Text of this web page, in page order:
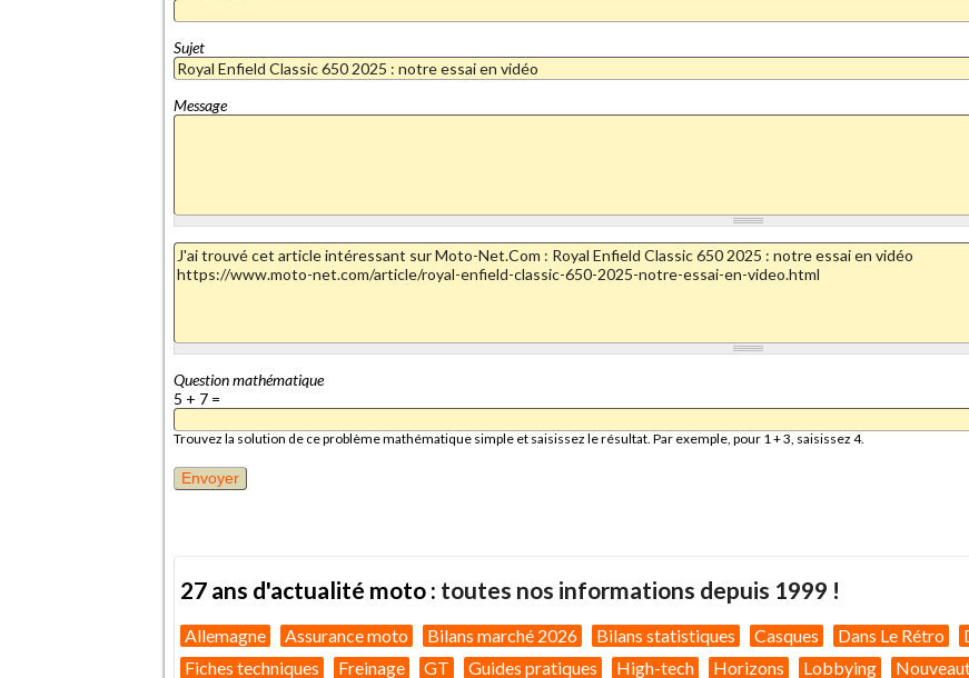
Sujet
Message
Question mathématique
5 + 7 =
Trouvez la solution de ce problème mathématique simple et saisissez le résultat. Par exemple, pour 1 + 3, saisissez 4.
27 ans d'actualité moto : toutes nos informations depuis 1999 !
Allemagne Assurance moto Bilans marché 2026 Bilans statistiques Casques Dans Le Rétro
Fiches techniques
Freinage GT Guides pratiques High-tech Horizons Lobbying